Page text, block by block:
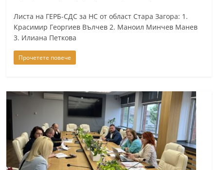
Листа на ГЕРБ-СДС за НС от област Стара Загора: 1.
Красимир Георгиев Вълчев 2. Маноил Минчев Манев
3. Илиана Петкова
Прочетете повече